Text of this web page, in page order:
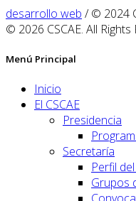
desarrollo web / © 2024
© 2026 CSCAE. All Rights
Menú Principal
Inicio
El CSCAE
Presidencia
Secretaría
Perfil
Grupos